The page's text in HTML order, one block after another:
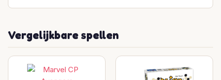
Vergelijkbare spellen